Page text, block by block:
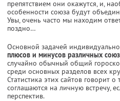
препятствием они окажутся, и,
особенности союза будут
Увы, очень часто мы находим
поздно…
Основной задачей
плюсов и минусов различных
случайно обычный общий
среди основных разделов всех
Статистика этих сайтов говорит
соглашаются на личную встречу,
перспектив.